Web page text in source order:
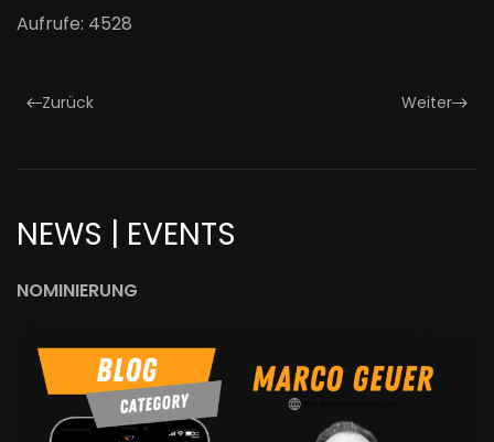
Aufrufe: 4528
Zurück Weiter
NEWS | EVENTS
NOMINIERUNG